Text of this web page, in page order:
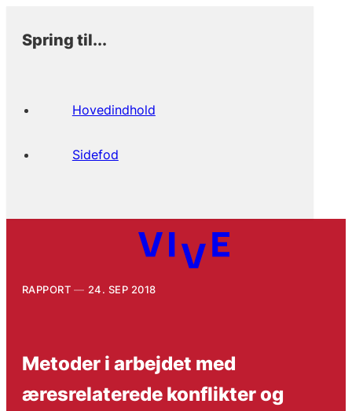
Spring til...
Hovedindhold
Sidefod
RAPPORT 24. SEP 2018
Metoder i arbejdet med
æresrelaterede konflikter og